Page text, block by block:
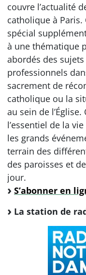
couvre l’actualité
catholique à
spécial
à une thématique
abordés des
professionnels
sacrement de
catholique ou la
au sein de
l’essentiel de la
les grands
terrain des
des paroisses et
jour.
S’abonner en
La station de